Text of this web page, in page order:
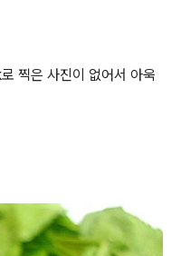
찍은 사진이 없어서 아욱